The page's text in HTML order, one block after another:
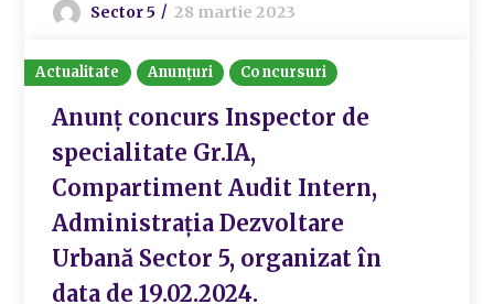
Sector 5 28 martie 2023
Actualitate Anunțuri Concursuri
Anunț concurs Inspector de
specialitate Gr.IA,
Compartiment Audit Intern,
Administrația Dezvoltare
Urbană Sector 5, organizat în
data de 19.02.2024.